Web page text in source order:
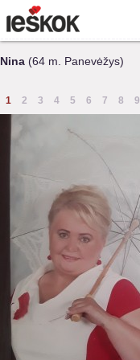
Nina (64 m. Panevėžys)
1 2 3 4 5 6 7 8 9